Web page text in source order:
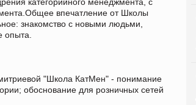
впечатление от Школы
знакомство с новыми людьми,
опыта.
"Школа КатМен" - понимание
обоснование для розничных сетей